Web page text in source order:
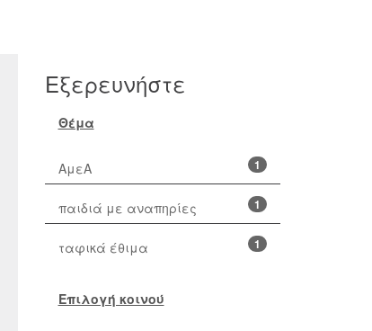
Εξερευνήστε
Θέμα
1
ΑμεΑ
1
παιδιά με αναπηρίες
1
ταφικά έθιμα
Επιλογή κοινού